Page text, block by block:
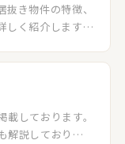
き物件の特徴、
しく紹介します。
しております。
解説しておりま